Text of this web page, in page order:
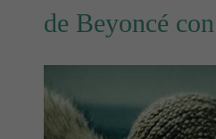
de Beyoncé